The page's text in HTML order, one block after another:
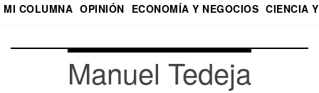
MI COLUMNA OPINIÓN ECONOMÍA Y NEGOCIOS CIENCIA
Manuel Tedeja